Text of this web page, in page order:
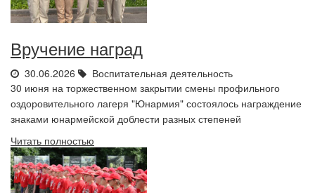
Вручение наград
30.06.2026
Воспитательная деятельность
30 июня на торжественном закрытии смены профильного
оздоровительного лагеря "Юнармия" состоялось награждение
знаками юнармейской доблести разных степеней
Читать полностью